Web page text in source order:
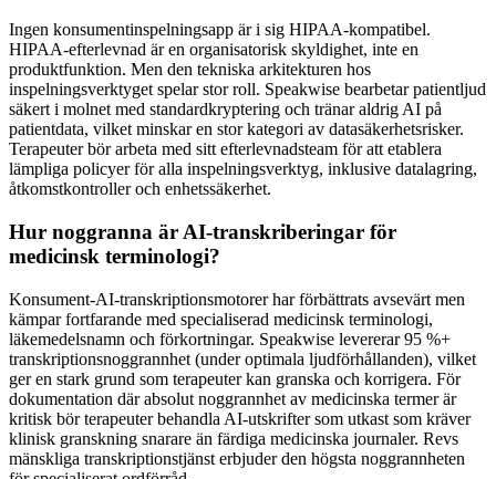
Ingen konsumentinspelningsapp är i sig HIPAA-kompatibel.
HIPAA-efterlevnad är en organisatorisk skyldighet, inte en
produktfunktion. Men den tekniska arkitekturen hos
inspelningsverktyget spelar stor roll. Speakwise bearbetar patientljud
säkert i molnet med standardkryptering och tränar aldrig AI på
patientdata, vilket minskar en stor kategori av datasäkerhetsrisker.
Terapeuter bör arbeta med sitt efterlevnadsteam för att etablera
lämpliga policyer för alla inspelningsverktyg, inklusive datalagring,
åtkomstkontroller och enhetssäkerhet.
Hur noggranna är AI-transkriberingar för
medicinsk terminologi?
Konsument-AI-transkriptionsmotorer har förbättrats avsevärt men
kämpar fortfarande med specialiserad medicinsk terminologi,
läkemedelsnamn och förkortningar. Speakwise levererar 95 %+
transkriptionsnoggrannhet (under optimala ljudförhållanden), vilket
ger en stark grund som terapeuter kan granska och korrigera. För
dokumentation där absolut noggrannhet av medicinska termer är
kritisk bör terapeuter behandla AI-utskrifter som utkast som kräver
klinisk granskning snarare än färdiga medicinska journaler. Revs
mänskliga transkriptionstjänst erbjuder den högsta noggrannheten